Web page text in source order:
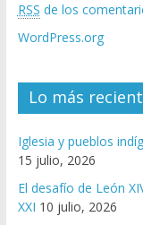
RSS de los
WordPress.org
Lo más
Iglesia y pueblos
15 julio, 2026
El desafío de León
XXI 10 julio, 2026